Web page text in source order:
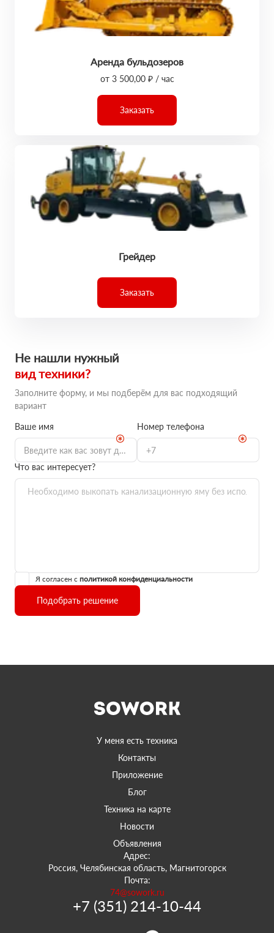
Аренда бульдозеров
от 3 500,00 ₽ / час
Заказать
Грейдер
Заказать
Не нашли нужный
вид техники?
Заполните форму, и мы подберём для вас подходящий
вариант
Ваше имя
Номер телефона
Что вас интересует?
Я согласен с политикой конфиденциальности
Подобрать решение
У меня есть техника
Контакты
Приложение
Блог
Техника на карте
Новости
Объявления
Адрес:
Россия, Челябинская область, Магнитогорск
Почта:
74@sowork.ru
+7 (351) 214-10-44